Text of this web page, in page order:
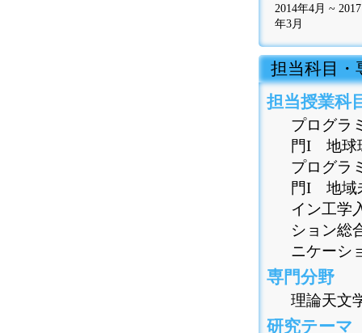
2014年4月 ~ 2017
年3月
担当科目・
担当授業科
プログラ
門I 地球
プログラ
門I 地域
イン工学
ション総
ニケーシ
専門分野
理論天文
研究テーマ